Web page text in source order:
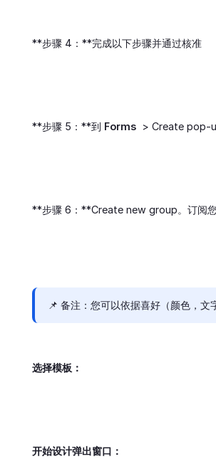
**步骤 4：**完成以下步骤并通过核准
**步骤 5：**到 Forms > Create pop-
**步骤 6：**Create new group。订阅
📌 备注：您可以依据喜好（颜色，文
选择模板：
开始设计弹出窗口：